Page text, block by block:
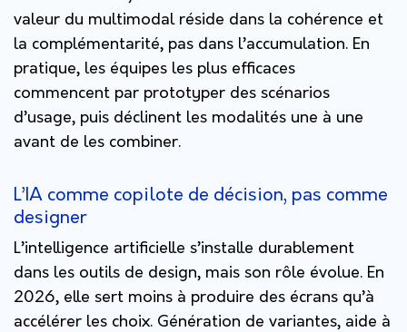
valeur du multimodal réside dans la cohérence et
la complémentarité, pas dans l’accumulation. En
pratique, les équipes les plus efficaces
commencent par prototyper des scénarios
d’usage, puis déclinent les modalités une à une
avant de les combiner.
L’IA comme copilote de décision, pas comme
designer
L’intelligence artificielle s’installe durablement
dans les outils de design, mais son rôle évolue. En
2026, elle sert moins à produire des écrans qu’à
accélérer les choix. Génération de variantes, aide à